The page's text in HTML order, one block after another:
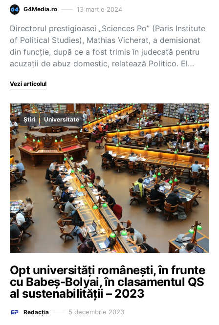
G4Media.ro 13 martie 2024
Directorul prestigioasei „Sciences Po” (Paris Institute
of Political Studies), Mathias Vicherat, a demisionat
din funcție, după ce a fost trimis în judecată pentru
acuzații de abuz domestic, relatează Politico. El…
Vezi articolul
Știri Universitate
Opt universități românești, în frunte
cu Babeș-Bolyai, în clasamentul QS
al sustenabilității – 2023
Redacția 5 decembrie 2023